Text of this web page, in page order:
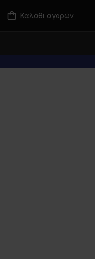
Καλάθι αγορών